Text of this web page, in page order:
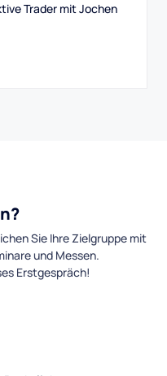
Trader mit Jochen
Sie Ihre Zielgruppe mit
und Messen.
Erstgespräch!